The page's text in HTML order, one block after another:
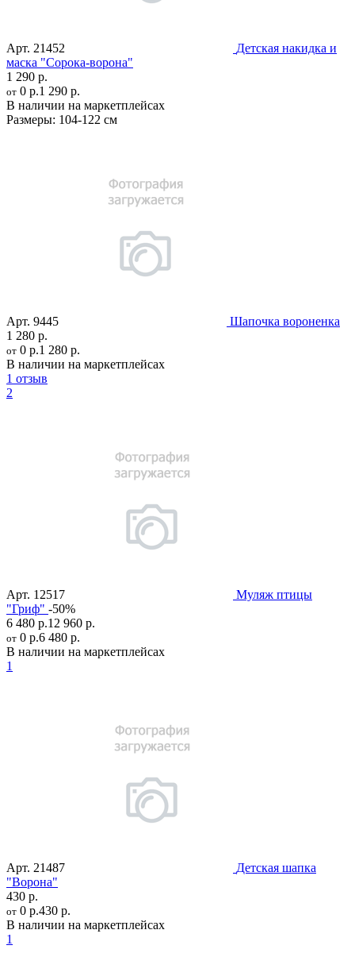
Арт. 21452
Детская накидка и
маска "Сорока-ворона"
1 290 р.
от 0 р.1 290 р.
В наличии на маркетплейсах
Размеры: 104-122 см
Арт. 9445
Шапочка вороненка
1 280 р.
от 0 р.1 280 р.
В наличии на маркетплейсах
1 отзыв
2
Арт. 12517
Муляж птицы
"Гриф" -50%
6 480 р.12 960 р.
от 0 р.6 480 р.
В наличии на маркетплейсах
1
Арт. 21487
Детская шапка
"Ворона"
430 р.
от 0 р.430 р.
В наличии на маркетплейсах
1